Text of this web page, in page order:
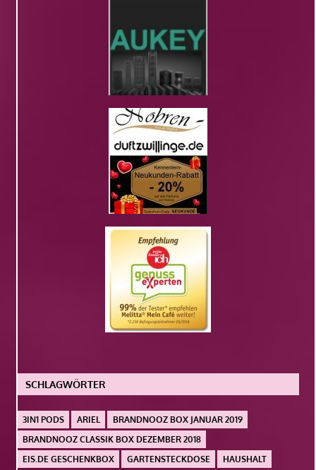
SCHLAGWÖRTER
3IN1 PODS ARIEL
BRANDNOOZ BOX JANUAR 2019
BRANDNOOZ CLASSIK BOX DEZEMBER 2018
EIS.DE GESCHENKBOX
GARTENSTECKDOSE HAUSHALT